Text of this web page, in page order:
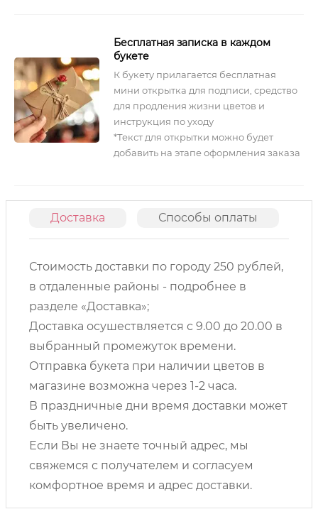
Бесплатная записка в каждом
букете
К букету прилагается бесплатная
мини открытка для подписи, средство
для продления жизни цветов и
инструкция по уходу
*Текст для открытки можно будет
добавить на этапе оформления заказа
Доставка Способы оплаты
Стоимость доставки по городу 250 рублей,
в отдаленные районы - подробнее в
разделе «Доставка»;
Доставка осушествляется с 9.00 до 20.00 в
выбранный промежуток времени.
Отправка букета при наличии цветов в
магазине возможна через 1-2 часа.
В праздничные дни время доставки может
быть увеличено.
Если Вы не знаете точный адрес, мы
свяжемся с получателем и согласуем
комфортное время и адрес доставки.